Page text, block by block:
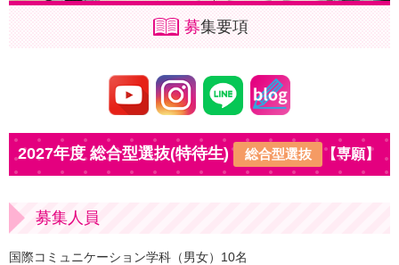
募集要項
2027年度 総合型選抜(特待生) 総合型選抜 【専願】
募集人員
国際コミュニケーション学科（男女）10名